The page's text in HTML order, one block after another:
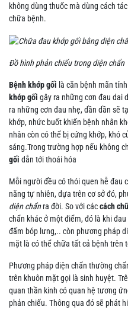
không dùng thuốc mà dùng cách
chữa bệnh.
Đồ hình phản chiếu trong diện chẩn
Bệnh khớp gối là căn bệnh mãn
khớp gối gây ra những cơn đau dai
ra những cơn đau nhẹ, dần dần sẽ
khớp, nhức buốt khiến bệnh nhân
nhân còn có thể bị cứng khớp, khó
sáng.Trong trường hợp nếu không
gối dẫn tới thoái hóa
Mỗi người đều có thói quen hễ đau
năng tự nhiên, dựa trên cơ sở đó,
diện chẩnra đời. So với cáccách
chẩn khác ở một điểm, đó là khi
đấm bóp lưng,.. còn phương pháp
mặt là có thể chữa tất cả bệnh trên
Phương pháp diện chẩn thường
trên khuôn mặt gọi là sinh huyệt.
quan thần kinh có quan hệ tương
phản chiếu. Thông qua đó sẽ phát